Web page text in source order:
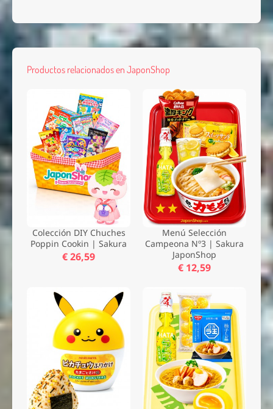
Productos relacionados en JaponShop
Colección DIY Chuches
Poppin Cookin | Sakura
€ 26,59
Menú Selección
Campeona Nº3 | Sakura
JaponShop
€ 12,59